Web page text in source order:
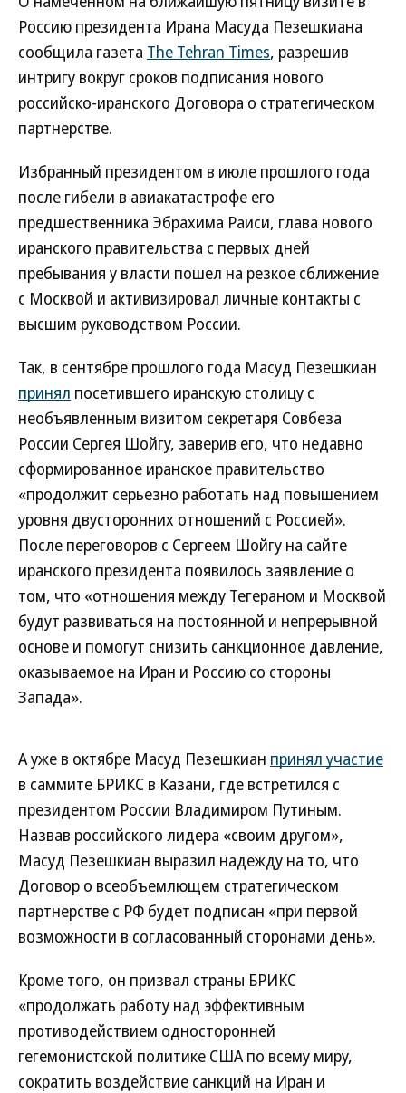
Россию президента Ирана Масуда Пезешкиана
сообщила газета The Tehran Times, разрешив
интригу вокруг сроков подписания нового
российско-иранского Договора о стратегическом
партнерстве.
Избранный президентом в июле прошлого года
после гибели в авиакатастрофе его
предшественника Эбрахима Раиси, глава нового
иранского правительства с первых дней
пребывания у власти пошел на резкое сближение
с Москвой и активизировал личные контакты с
высшим руководством России.
Так, в сентябре прошлого года Масуд Пезешкиан
принял посетившего иранскую столицу с
необъявленным визитом секретаря Совбеза
России Сергея Шойгу, заверив его, что недавно
сформированное иранское правительство
«продолжит серьезно работать над повышением
уровня двусторонних отношений с Россией».
После переговоров с Сергеем Шойгу на сайте
иранского президента появилось заявление о
том, что «отношения между Тегераном и Москвой
будут развиваться на постоянной и непрерывной
основе и помогут снизить санкционное давление,
оказываемое на Иран и Россию со стороны
Запада».
А уже в октябре Масуд Пезешкиан принял участие
в саммите БРИКС в Казани, где встретился с
президентом России Владимиром Путиным.
Назвав российского лидера «своим другом»,
Масуд Пезешкиан выразил надежду на то, что
Договор о всеобъемлющем стратегическом
партнерстве с РФ будет подписан «при первой
возможности в согласованный сторонами день».
Кроме того, он призвал страны БРИКС
«продолжать работу над эффективным
противодействием односторонней
гегемонистской политике США по всему миру,
сократить воздействие санкций на Иран и